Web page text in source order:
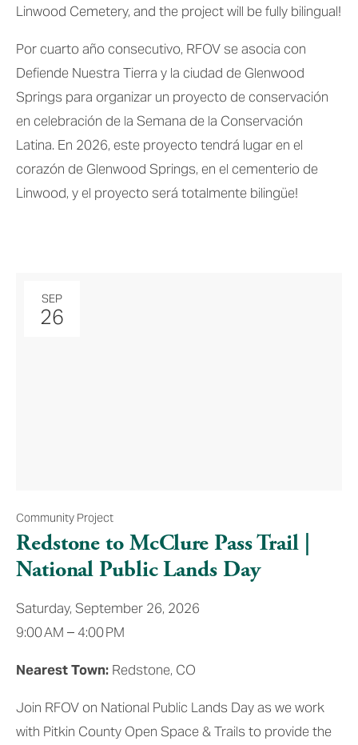
Linwood Cemetery, and the project will be fully bilingual!
Por cuarto año consecutivo, RFOV se asocia con
Defiende Nuestra Tierra y la ciudad de Glenwood
Springs para organizar un proyecto de conservación
en celebración de la Semana de la Conservación
Latina. En 2026, este proyecto tendrá lugar en el
corazón de Glenwood Springs, en el cementerio de
Linwood, y el proyecto será totalmente bilingüe!
SEP
26
Community Project
Redstone to McClure Pass Trail |
National Public Lands Day
Saturday, September 26, 2026
9:00 AM
4:00 PM
Nearest Town: Redstone, CO
Join RFOV on National Public Lands Day as we work
with Pitkin County Open Space & Trails to provide the